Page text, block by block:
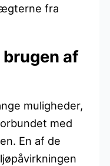
fra
af
muligheder,
med
En af de